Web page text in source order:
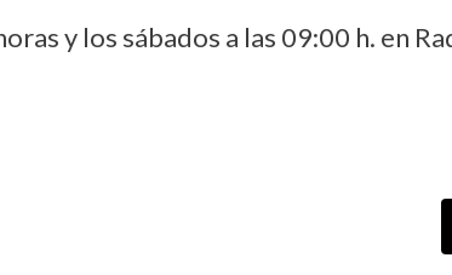
y los sábados a las 09:00 h. en